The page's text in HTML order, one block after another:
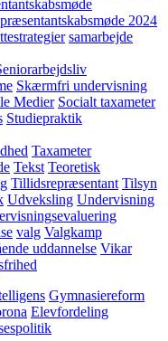
2024
samarbejde
Skærmfri undervisning
Medier Socialt taxameter
Studiepraktik
Taxameter
Tekst Teoretisk
Tillidsrepræsentant Tilsyn
Udveksling Undervisning
valg Valgkamp
uddannelse Vikar
Gymnasiereform
Elevfordeling